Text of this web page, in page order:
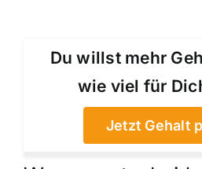
Du willst mehr
wie viel für
Jetzt Gehalt